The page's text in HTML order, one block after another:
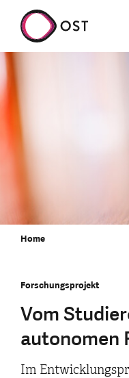
Home
Forschungsprojekt
Vom
autonomen
Im